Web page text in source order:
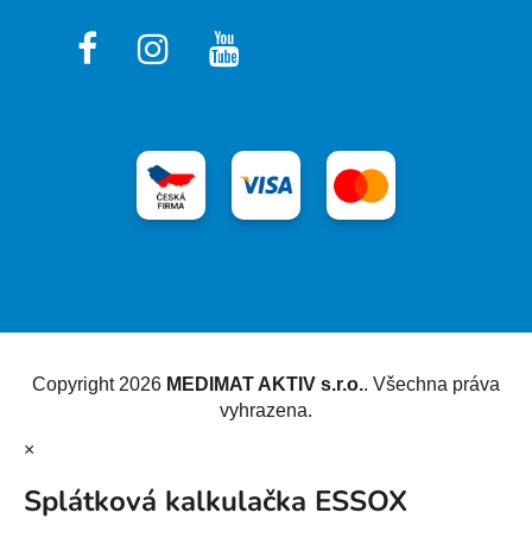
Copyright 2026 MEDIMAT AKTIV s.r.o.. Všechna práva
vyhrazena.
×
Splátková kalkulačka ESSOX